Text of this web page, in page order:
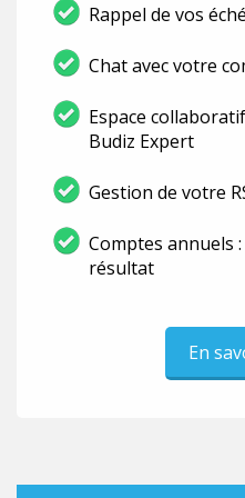
Rappel de vos
Chat avec votre
Espace
Budiz Expert
Gestion de votre
Comptes annuels
résultat
En